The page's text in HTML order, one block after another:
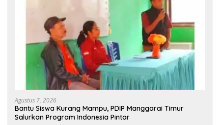
Agustus 7, 2026
Bantu Siswa Kurang Mampu, PDIP Manggarai Timur
Salurkan Program Indonesia Pintar